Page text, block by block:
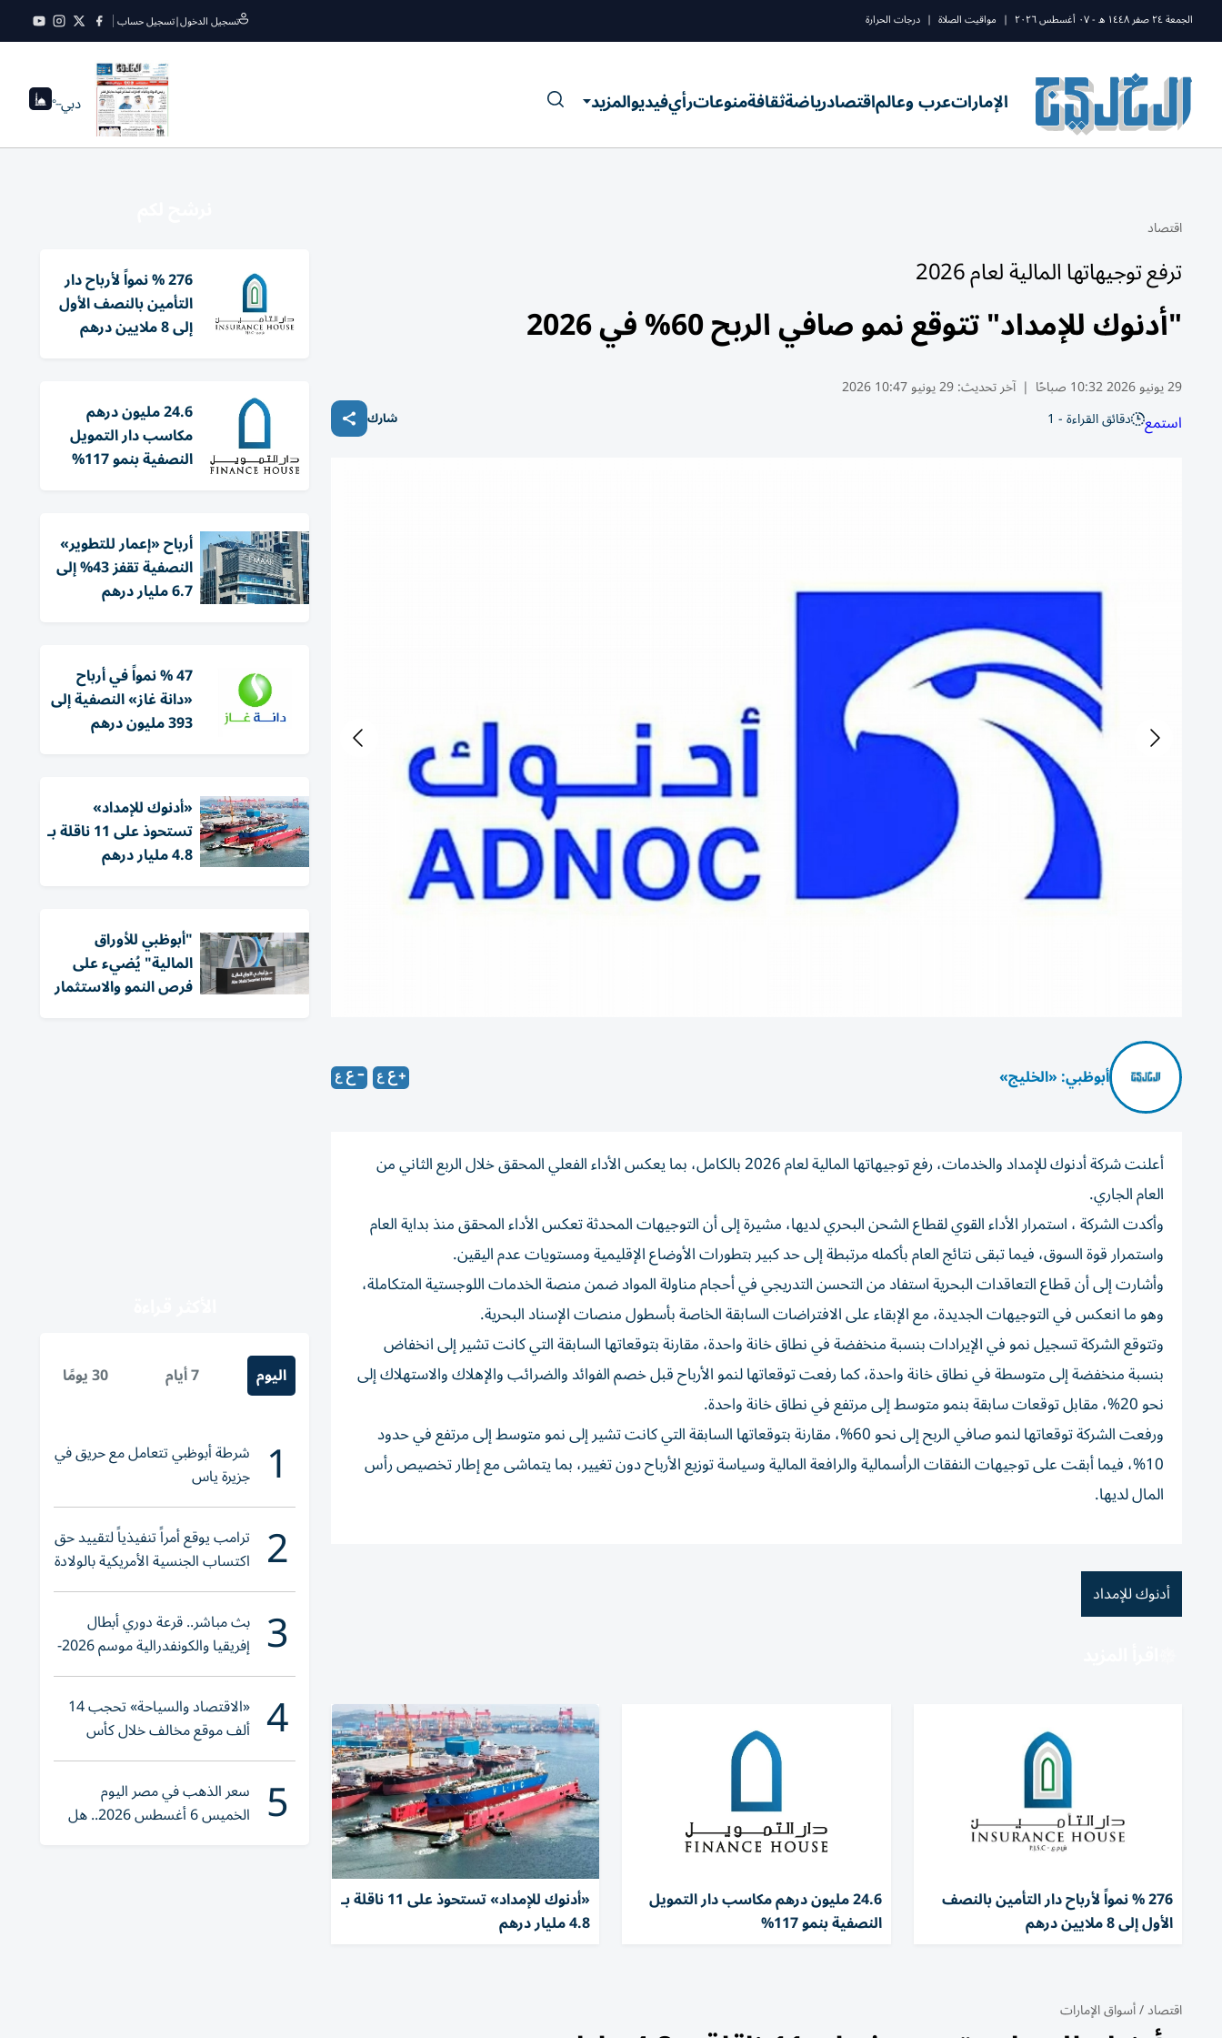
الجمعة ٢٤ صفر ١٤٤٨ ه - ٠٧ أغسطس ٢٠٢٦ | مواقيت الصلاة | درجات الحرارة تسجيل الدخول|تسجيل حساب
الإماراتعرب وعالماقتصادرياضةثقافةمنوعاترأيفيديوالمزيد دبي--°
اقتصاد
ترفع توجيهاتها المالية لعام 2026
"أدنوك للإمداد" تتوقع نمو صافي الربح 60% في 2026
29 يونيو 2026 10:32 صباحًا | آخر تحديث:29 يونيو 10:47 2026
استمع دقائق القراءة - 1 شارك
أبوظبي: «الخليج»
أعلنت شركة أدنوك للإمداد والخدمات، رفع توجيهاتها المالية لعام 2026 بالكامل، بما يعكس الأداء الفعلي المحقق خلال الربع الثاني من
العام الجاري.
وأكدت الشركة ، استمرار الأداء القوي لقطاع الشحن البحري لديها، مشيرة إلى أن التوجيهات المحدثة تعكس الأداء المحقق منذ بداية العام
واستمرار قوة السوق، فيما تبقى نتائج العام بأكمله مرتبطة إلى حد كبير بتطورات الأوضاع الإقليمية ومستويات عدم اليقين.
وأشارت إلى أن قطاع التعاقدات البحرية استفاد من التحسن التدريجي في أحجام مناولة المواد ضمن منصة الخدمات اللوجستية المتكاملة،
وهو ما انعكس في التوجيهات الجديدة، مع الإبقاء على الافتراضات السابقة الخاصة بأسطول منصات الإسناد البحرية.
وتتوقع الشركة تسجيل نمو في الإيرادات بنسبة منخفضة في نطاق خانة واحدة، مقارنة بتوقعاتها السابقة التي كانت تشير إلى انخفاض
بنسبة منخفضة إلى متوسطة في نطاق خانة واحدة، كما رفعت توقعاتها لنمو الأرباح قبل خصم الفوائد والضرائب والإهلاك والاستهلاك إلى
نحو 20%، مقابل توقعات سابقة بنمو متوسط إلى مرتفع في نطاق خانة واحدة.
ورفعت الشركة توقعاتها لنمو صافي الربح إلى نحو 60%، مقارنة بتوقعاتها السابقة التي كانت تشير إلى نمو متوسط إلى مرتفع في حدود
10%، فيما أبقت على توجيهات النفقات الرأسمالية والرافعة المالية وسياسة توزيع الأرباح دون تغيير، بما يتماشى مع إطار تخصيص رأس
المال لديها.
أدنوك للإمداد
276 % نمواً لأرباح دار التأمين بالنصف
الأول إلى 8 ملايين درهم
24.6 مليون درهم مكاسب دار التمويل
النصفية بنمو 117%
«أدنوك للإمداد» تستحوذ على 11 ناقلة بـ
4.8 مليار درهم
اقتصاد/أسواق الإمارات
276 % نمواً لأرباح دار
التأمين بالنصف الأول
إلى 8 ملايين درهم
24.6 مليون درهم
مكاسب دار التمويل
النصفية بنمو 117%
أرباح «إعمار للتطوير»
النصفية تقفز 43% إلى
6.7 مليار درهم
47 % نمواً في أرباح
«دانة غاز» النصفية إلى
393 مليون درهم
«أدنوك للإمداد»
تستحوذ على 11 ناقلة بـ
4.8 مليار درهم
"أبوظبي للأوراق
المالية" يُضيء على
فرص النمو والاستثمار
اليوم 7 أيام 30 يومًا
1 شرطة أبوظبي تتعامل مع حريق في
جزيرة ياس
2 ترامب يوقع أمراً تنفيذياً لتقييد حق
اكتساب الجنسية الأمريكية بالولادة
3 بث مباشر.. قرعة دوري أبطال
إفريقيا والكونفدرالية موسم 2026-
2027
4 «الاقتصاد والسياحة» تحجب 14
ألف موقع مخالف خلال كأس
العالم 2026
5 سعر الذهب في مصر اليوم
الخميس 6 أغسطس 2026.. هل